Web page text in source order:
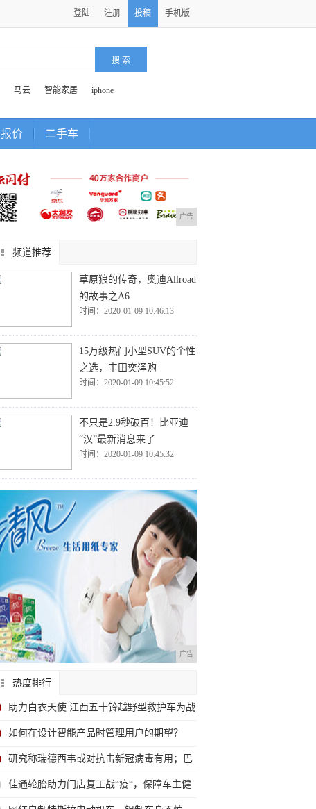
登陆 注册 投稿 手机版
马云 智能家居 iphone
报价 二手车
广告
频道推荐
草原狼的传奇，奥迪Allroad
的故事之A6
时间：2020-01-09 10:46:13
15万级热门小型SUV的个性
之选，丰田奕泽购
时间：2020-01-09 10:45:52
不只是2.9秒破百！比亚迪
“汉”最新消息来了
时间：2020-01-09 10:45:32
广告
热度排行
助力白衣天使 江西五十铃越野型救护车为战
疫
如何在设计智能产品时管理用户的期望？
研究称瑞德西韦或对抗击新冠病毒有用；巴
菲特
佳通轮胎助力门店复工战“疫“，保障车主健